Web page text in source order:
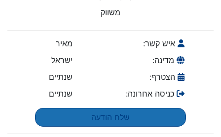
משווק
איש קשר:
מאיר
מדינה:
ישראל
הצטרף:
שנתיים
כניסה אחרונה:
שנתיים
שלח הודעה